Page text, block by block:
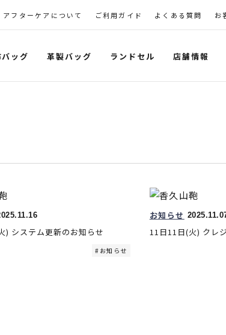
アフターケアについて ご利用ガイド よくある質問 お
ッグ 革製バッグ ランドセル 店舗情報
) システム更新のお知らせ
お知らせ
お知らせ
11日11日(火) クレ